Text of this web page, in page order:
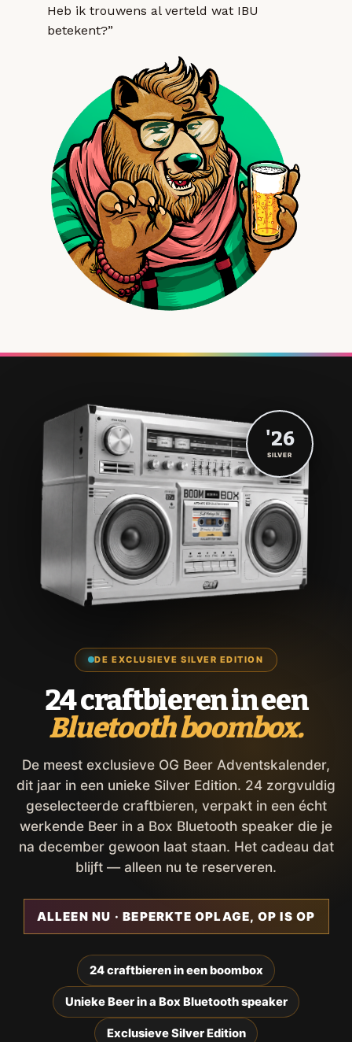
Heb ik trouwens al verteld wat IBU
betekent?”
DE EXCLUSIEVE SILVER EDITION
24 craftbieren in een
Bluetooth boombox.
De meest exclusieve OG Beer Adventskalender,
dit jaar in een unieke Silver Edition. 24 zorgvuldig
geselecteerde craftbieren, verpakt in een écht
werkende Beer in a Box Bluetooth speaker die je
na december gewoon laat staan. Het cadeau dat
blijft — alleen nu te reserveren.
ALLEEN NU · BEPERKTE OPLAGE, OP IS OP
24 craftbieren in een boombox
Unieke Beer in a Box Bluetooth speaker
Exclusieve Silver Edition
'26
SILVER